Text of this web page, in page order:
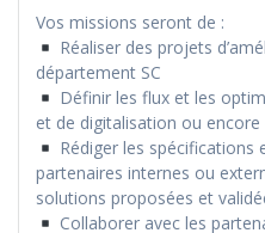
Vos missions seront de :
Réaliser des projets
département SC
Définir les flux et les
et de digitalisation ou encore
Rédiger les spécifications
partenaires internes ou
solutions proposées et
Collaborer avec les